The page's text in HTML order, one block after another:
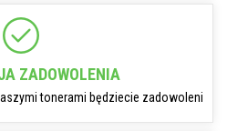
ZADOWOLENIA
tonerami będziecie zadowoleni